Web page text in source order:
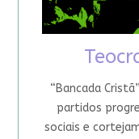
“Bancada
partidos
sociais e